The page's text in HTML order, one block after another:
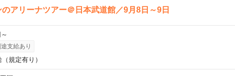
アリーナツアー＠日本武道館／9月8日～9日
支給あり
規定有り）